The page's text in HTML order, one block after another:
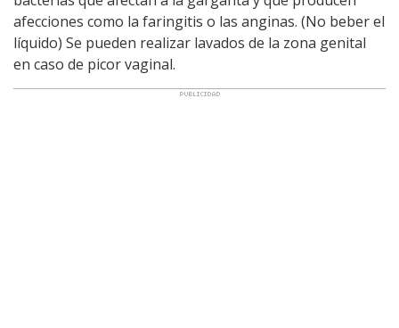
afecciones como la faringitis o las anginas. (No beber el
líquido) Se pueden realizar lavados de la zona genital
en caso de picor vaginal.